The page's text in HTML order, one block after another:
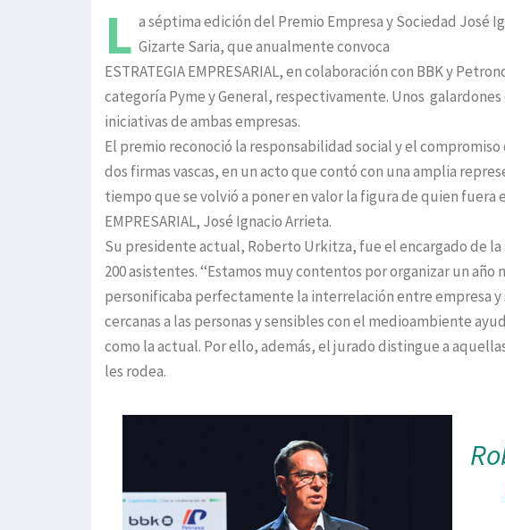
L a séptima edición del Premio Empresa y Sociedad José
Gizarte Saria, que anualmente convoca
ESTRATEGIA EMPRESARIAL, en colaboración con BBK y
categoría Pyme y General, respectivamente. Unos
iniciativas de ambas empresas.
El premio reconoció la responsabilidad social y el
dos firmas vascas, en un acto que contó con una amplia
tiempo que se volvió a poner en valor la figura de quien fuera
EMPRESARIAL, José Ignacio Arrieta.
Su presidente actual, Roberto Urkitza, fue el encargado de
200 asistentes. ‘‘Estamos muy contentos por organizar un
personificaba perfectamente la interrelación entre empresa y
cercanas a las personas y sensibles con el medioambiente
como la actual. Por ello, además, el jurado distingue a
les rodea.